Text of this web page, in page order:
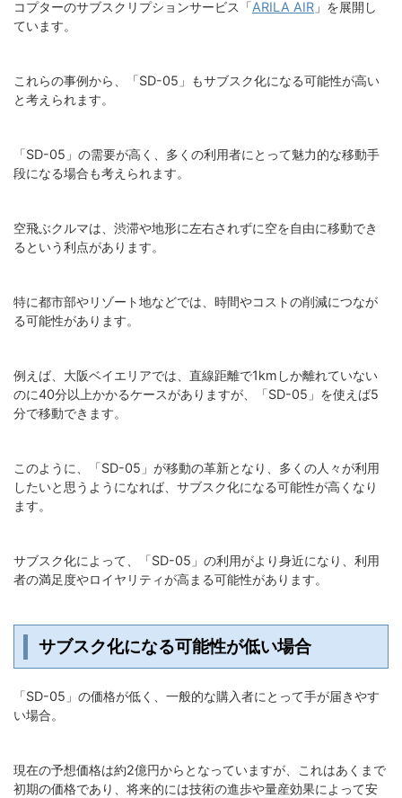
コプターのサブスクリプションサービス「ARILA AIR 」を展開し
ています。
これらの事例から、「SD-05」もサブスク化になる可能性が高い
と考えられます。
「SD-05」の需要が高く、多くの利用者にとって魅力的な移動手
段になる場合も考えられます。
空飛ぶクルマは、渋滞や地形に左右されずに空を自由に移動でき
るという利点があります。
特に都市部やリゾート地などでは、時間やコストの削減につなが
る可能性があります。
例えば、大阪ベイエリアでは、直線距離で1kmしか離れていない
のに40分以上かかるケースがありますが、「SD-05」を使えば5
分で移動できます。
このように、「SD-05」が移動の革新となり、多くの人々が利用
したいと思うようになれば、サブスク化になる可能性が高くなり
ます。
サブスク化によって、「SD-05」の利用がより身近になり、利用
者の満足度やロイヤリティが高まる可能性があります。
サブスク化になる可能性が低い場合
「SD-05」の価格が低く、一般的な購入者にとって手が届きやす
い場合。
現在の予想価格は約2億円からとなっていますが、これはあくまで
初期の価格であり、将来的には技術の進歩や量産効果によって安